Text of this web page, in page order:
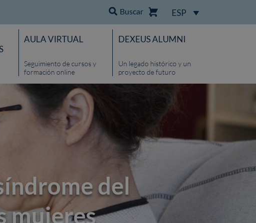
Buscar ESP
AULA VIRTUAL
Seguimiento de cursos y
formación online
DEXEUS ALUMNI
Un legado histórico y un
proyecto de futuro
del
mujeres